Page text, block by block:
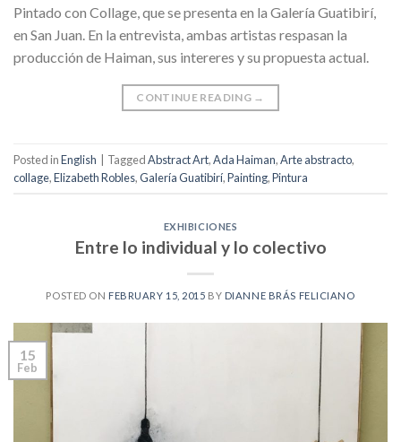
Pintado con Collage, que se presenta en la Galería Guatibirí,
en San Juan. En la entrevista, ambas artistas respasan la
producción de Haiman, sus intereres y su propuesta actual.
CONTINUE READING →
Posted inEnglish TaggedAbstract Art,Ada Haiman,Arte abstracto,
collage,Elizabeth Robles,Galería Guatibirí,Painting,Pintura
EXHIBICIONES
Entre lo individual y lo colectivo
POSTED ON FEBRUARY 15, 2015 BY DIANNE BRÁS FELICIANO
15
Feb